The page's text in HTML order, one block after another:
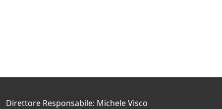
Direttore Responsabile: Michele Visco